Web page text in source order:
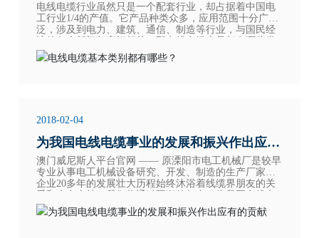
电线电缆行业虽然只是一个配套行业，却占据着中国电
工行业1/4的产值。它产品种类众多，应用范围十分广
泛，涉及到电力、建筑、通信、制造等行业，与国民经
济的各个部门都密切相关。那电线电缆产品都有哪些类
别呢？接下来带您详细了解一下。
2018-02-04
为我国电线电缆事业的发展和振兴作出应有
的贡献
澳门威尼斯人平台官网 —— 原溧阳市电工机械厂是较早
专业从事电工机械设备研究、开发、制造的生产厂家。
企业20多年的发展壮大历程始终沐浴着线缆界朋友的关
缆事业的发展和振兴作出应有的贡献。企业先后通过了I
SO9001国际质量认证和ISO14001国际环境体系认证。